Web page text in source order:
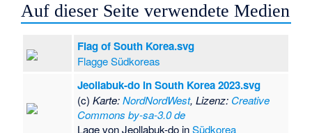
Auf dieser Seite verwendete Medien
Flag of South Korea.svg
Flagge Südkoreas
Jeollabuk-do in South Korea 2023.svg
(c)Karte:NordNordWest, Lizenz: Creative
Commons by-sa-3.0 de
Lage von Jeollabuk-do inSüdkorea